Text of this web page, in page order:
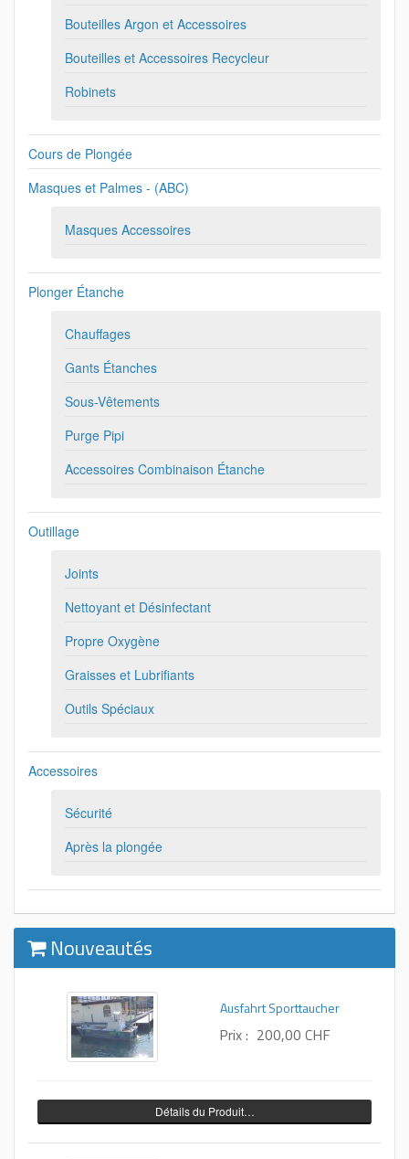
Bouteilles Argon et Accessoires
Bouteilles et Accessoires Recycleur
Robinets
Cours de Plongée
Masques et Palmes - (ABC)
Masques Accessoires
Plonger Étanche
Chauffages
Gants Étanches
Sous-Vêtements
Purge Pipi
Accessoires Combinaison Étanche
Outillage
Joints
Nettoyant et Désinfectant
Propre Oxygène
Graisses et Lubrifiants
Outils Spéciaux
Accessoires
Sécurité
Après la plongée
Nouveautés
Ausfahrt Sporttaucher
Prix : 200,00 CHF
Détails du Produit…